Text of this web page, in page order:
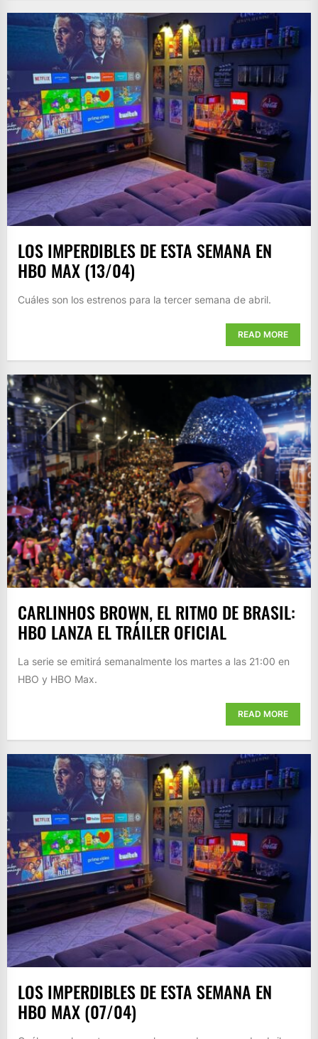
LOS IMPERDIBLES DE ESTA SEMANA EN
HBO MAX (13/04)
Cuáles son los estrenos para la tercer semana de abril.
READ MORE
CARLINHOS BROWN, EL RITMO DE BRASIL:
HBO LANZA EL TRÁILER OFICIAL
La serie se emitirá semanalmente los martes a las 21:00 en
HBO y HBO Max.
READ MORE
LOS IMPERDIBLES DE ESTA SEMANA EN
HBO MAX (07/04)